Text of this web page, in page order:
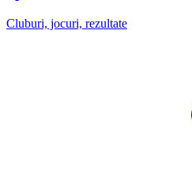
Cluburi, jocuri, rezultate